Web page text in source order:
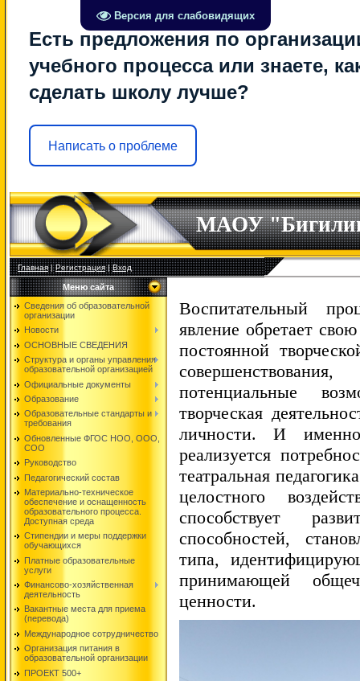
Версия для слабовидящих
Есть предложения по
учебного процесса или знаете,
сделать школу лучше?
Написать о проблеме
МАОУ
Главная|Регистрация|Вход
Меню сайта
Сведения об образовательной
организации
Новости
ОСНОВНЫЕ СВЕДЕНИЯ
Структура и органы управления
образовательной организацией
Официальные документы
Образование
Образовательные стандарты и
требования
Обновленные ФГОС НОО, ООО,
СОО
Руководство
Педагогический состав
Материально-техническое
обеспечение и оснащенность
образовательного процесса.
Доступная среда
Стипендии и меры поддержки
обучающихся
Платные образовательные
услуги
Финансово-хозяйственная
деятельность
Вакантные места для приема
(перевода)
Международное сотрудничество
Организация питания в
образовательной организации
ПРОЕКТ 500+
Воспитательный
явление обретает
постоянной
потенциальные
творческая
личности. И именно
реализуется
театральная
целостного
способствует
способностей,
типа,
принимающей
ценности.